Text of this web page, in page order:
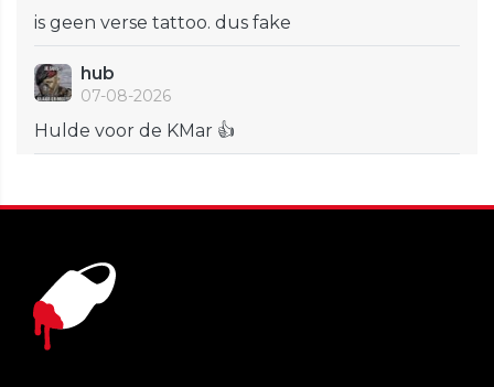
is geen verse tattoo. dus fake
hub
07-08-2026
Hulde voor de KMar 👍